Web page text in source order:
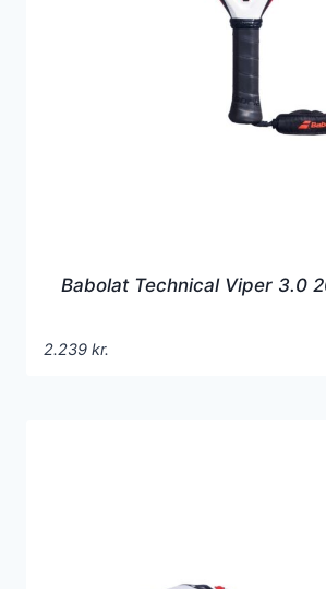
Babolat Technical Viper 3.0
2.239 kr.